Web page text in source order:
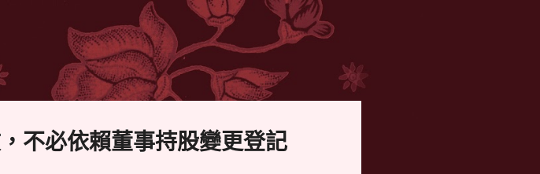
不必依賴董事持股變更登記